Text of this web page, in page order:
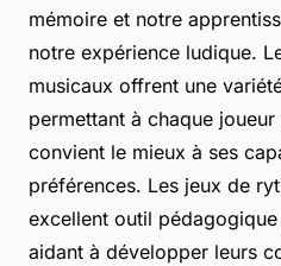
mémoire et notre
notre expérience ludique.
musicaux offrent une
permettant à chaque
convient le mieux à ses
préférences. Les jeux de
excellent outil
aidant à développer leurs